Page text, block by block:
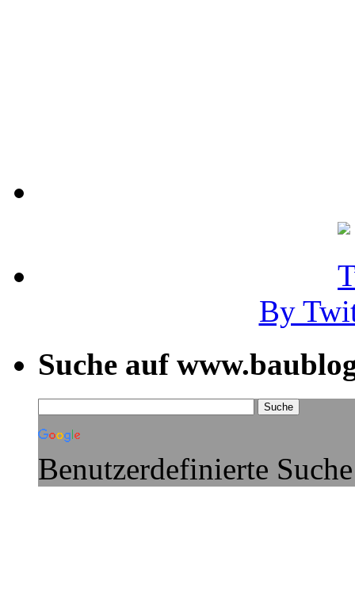
By
Suche auf
Benutzerdefinierte Suche